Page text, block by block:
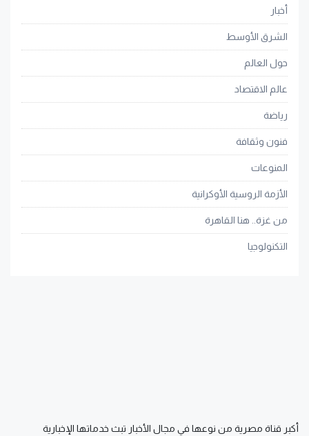
أخبار
الشرق الأوسط
حول العالم
عالم الاقتصاد
رياضة
فنون وثقافة
المنوعات
الأزمة الروسية الأوكرانية
من غزة.. هنا القاهرة
التكنولوجيا
أكبر قناة مصرية من نوعها في مجال الأخبار تبث خدماتها الإخبارية